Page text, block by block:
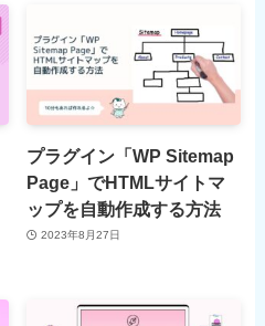
プラグイン「WP Sitemap
Page」でHTMLサイトマ
ップを自動作成する方法
2023年8月27日